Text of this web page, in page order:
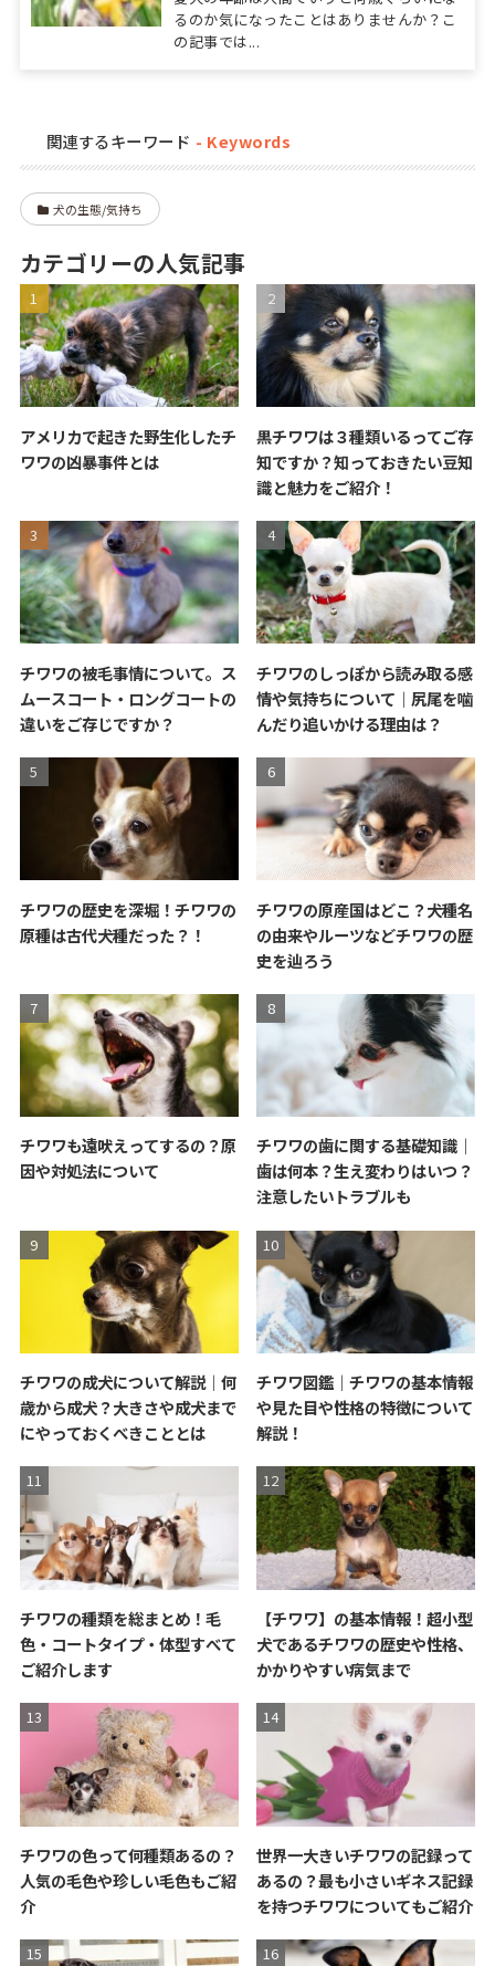
るのか気になったことはありませんか？こ
の記事では...
関連するキーワード
犬の生態/気持ち
カテゴリーの人気記事
アメリカで起きた野生化したチ
ワワの凶暴事件とは
黒チワワは３種類いるってご存
知ですか？知っておきたい豆知
識と魅力をご紹介！
チワワの被毛事情について。ス
ムースコート・ロングコートの
違いをご存じですか？
チワワのしっぽから読み取る感
情や気持ちについて｜尻尾を噛
んだり追いかける理由は？
チワワの歴史を深堀！チワワの
原種は古代犬種だった？！
チワワの原産国はどこ？犬種名
の由来やルーツなどチワワの歴
史を辿ろう
チワワも遠吠えってするの？原
因や対処法について
チワワの歯に関する基礎知識｜
歯は何本？生え変わりはいつ？
注意したいトラブルも
チワワの成犬について解説｜何
歳から成犬？大きさや成犬まで
にやっておくべきこととは
チワワ図鑑｜チワワの基本情報
や見た目や性格の特徴について
解説！
チワワの種類を総まとめ！毛
色・コートタイプ・体型すべて
ご紹介します
【チワワ】の基本情報！超小型
犬であるチワワの歴史や性格、
かかりやすい病気まで
チワワの色って何種類あるの？
人気の毛色や珍しい毛色もご紹
介
世界一大きいチワワの記録って
あるの？最も小さいギネス記録
を持つチワワについてもご紹介